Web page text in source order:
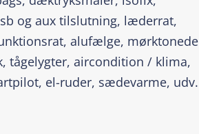
og aux tilslutning, læderrat,
alufælge, mørktonede
tågelygter, aircondition / klima,
el-ruder, sædevarme, udv.